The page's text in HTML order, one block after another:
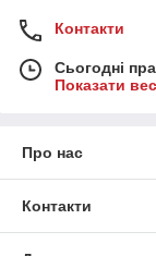
Контакти
Сьогодні
Показати
Про нас
Контакти